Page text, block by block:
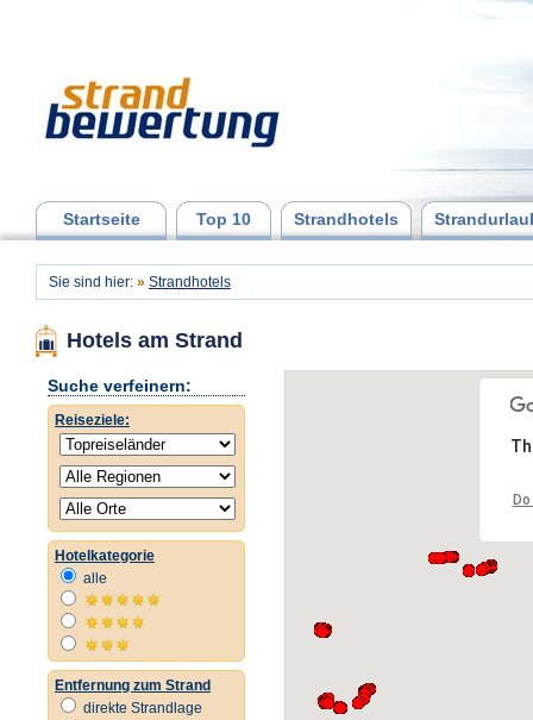
Startseite Top 10 Strandhotels
Sie sind hier: » Strandhotels
Hotels am Strand
Suche verfeinern:
Reiseziele:
Hotelkategorie
alle
Entfernung zum Strand
direkte Strandlage